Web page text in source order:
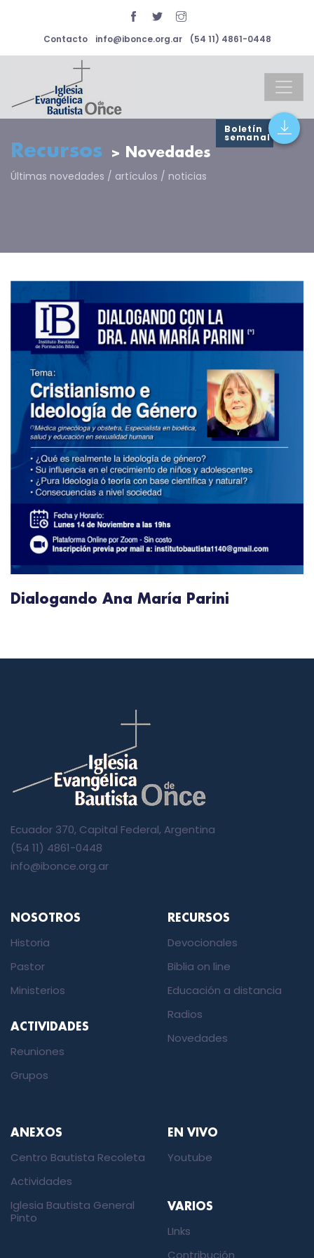
Contacto info@ibonce.org.ar (54 11) 4861-0448
Boletín
semanal
Recursos > Novedades
Últimas novedades / artículos / noticias
Dialogando Ana María Parini
Ecuador 370, Capital Federal, Argentina
(54 11) 4861-0448
info@ibonce.org.ar
NOSOTROS
Historia
Pastor
Ministerios
ACTIVIDADES
Reuniones
Grupos
RECURSOS
Devocionales
Biblia on line
Educación a distancia
Radios
Novedades
ANEXOS
Centro Bautista Recoleta
Actividades
Iglesia Bautista General
Pinto
EN VIVO
Youtube
VARIOS
LInks
Contribución